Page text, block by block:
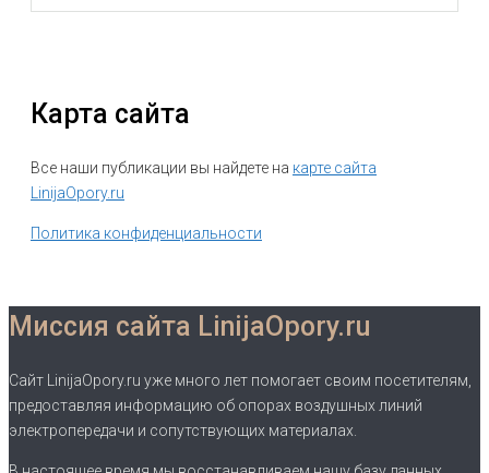
Карта сайта
Все наши публикации вы найдете на карте сайта
LinijaOpory.ru
Политика конфиденциальности
Миссия сайта LinijaOpory.ru
Сайт LinijaOpory.ru уже много лет помогает своим посетителям,
предоставляя информацию об опорах воздушных линий
электропередачи и сопутствующих материалах.